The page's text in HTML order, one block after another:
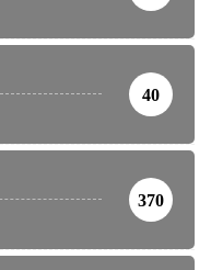
40
370